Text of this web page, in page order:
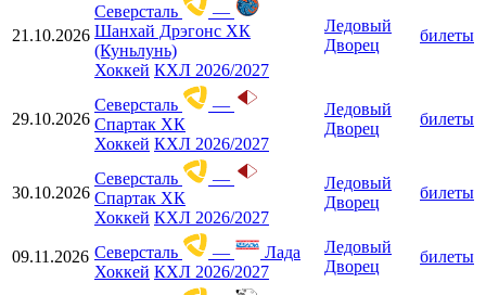
21.10.2026
Северсталь
—
Шанхай Дрэгонс ХК
(Куньлунь)
Хоккей КХЛ 2026/2027
Ледовый
Дворец
билеты
29.10.2026
Северсталь
—
Спартак ХК
Хоккей КХЛ 2026/2027
Ледовый
Дворец
билеты
30.10.2026
Северсталь
—
Спартак ХК
Хоккей КХЛ 2026/2027
Ледовый
Дворец
билеты
09.11.2026 Северсталь —
Лада
Хоккей КХЛ 2026/2027
Ледовый
Дворец
билеты